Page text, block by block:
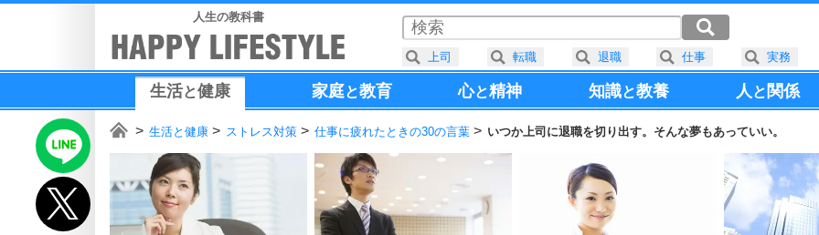
人生の教科書
生活と健康 家庭と教育 心と精神 知識と教養 人と 関係
生活と健康 ストレス対策 仕事に疲れたときの30の言葉 いつか上司に退職を切り出す。そんな夢もあっていい。
上司 転職 退職 仕事 実務